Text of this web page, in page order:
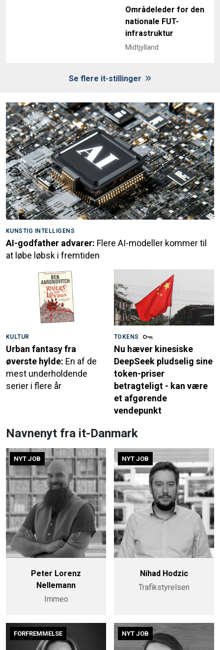
Områdeleder for den
nationale FUT-
infrastruktur
Midtjylland
Se flere it-stillinger
KUNSTIG INTELLIGENS
AI-godfather advarer: Flere AI-modeller kommer til
at løbe løbsk i fremtiden
KULTUR
Urban fantasy fra
øverste hylde: En af de
mest underholdende
serier i flere år
TOKENS
Nu hæver kinesiske
DeepSeek pludselig sine
token-priser
betragteligt - kan være
et afgørende
vendepunkt
Navnenyt fra it-Danmark
NYT JOB
Peter Lorenz
Nellemann
Immeo
NYT JOB
Nihad Hodzic
Trafikstyrelsen
FORFREMMELSE NYT JOB